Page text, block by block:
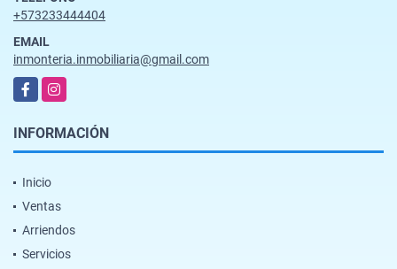
+573233444404
EMAIL
inmonteria.inmobiliaria@gmail.com
FacebookInstagram
INFORMACIÓN
Inicio
Ventas
Arriendos
Servicios